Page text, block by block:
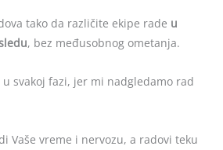
tako da različite ekipe rade u
, bez međusobnog ometanja.
svakoj fazi, jer mi nadgledamo rad
Vaše vreme i nervozu, a radovi teku